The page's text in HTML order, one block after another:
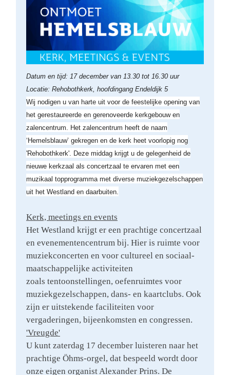
Datum en tijd: 17 december van 13.30 tot 16.30 uur
Locatie: Rehobothkerk, hoofdingang Endeldijk 5
Wij nodigen u van harte uit voor de feestelijke opening van
het gerestaureerde en gerenoveerde kerkgebouw en
zalencentrum. Het zalencentrum heeft de naam
‘Hemelsblauw’ gekregen en de kerk heet voorlopig nog
'Rehobothkerk'. Deze middag krijgt u de gelegenheid de
nieuwe kerkzaal als concertzaal te ervaren met een
muzikaal topprogramma met diverse muziekgezelschappen
uit het Westland en daarbuiten.
Kerk, meetings en events
Het Westland krijgt er een prachtige concertzaal
en evenementencentrum bij. Hier is ruimte voor
muziekconcerten en voor cultureel en sociaal-
maatschappelijke activiteiten
zoals tentoonstellingen, oefenruimtes voor
muziekgezelschappen, dans- en kaartclubs. Ook
zijn er uitstekende faciliteiten voor
vergaderingen, bijeenkomsten en congressen.
'Vreugde'
U kunt zaterdag 17 december luisteren naar het
prachtige Öhms-orgel, dat bespeeld wordt door
onze eigen organist Alexander Prins. De